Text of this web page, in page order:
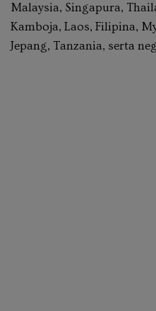
Malaysia, Singapura,
Kamboja, Laos, Filipina,
Jepang, Tanzania, serta